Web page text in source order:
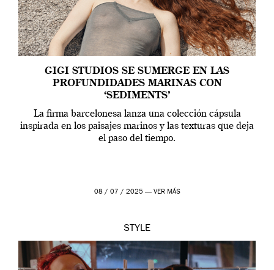
GIGI STUDIOS SE SUMERGE EN LAS
PROFUNDIDADES MARINAS CON
‘SEDIMENTS’
La firma barcelonesa lanza una colección cápsula
inspirada en los paisajes marinos y las texturas que deja
el paso del tiempo.
08 / 07 / 2025 — VER MÁS
STYLE